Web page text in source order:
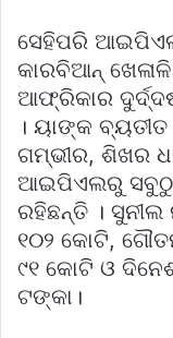
ସେହିପରି
କାରବିଆନ୍
ଆଫ୍ରିକାର
। ୟାଙ୍କ
ଗମ୍ଭୀର, ଶିଖର
ଆଇପିଏଲରୁ ସବୁଠୁ
ରହିଛନ୍ତି ।
୧୦୨ କୋଟି,
୯୧ କୋଟି ଓ
ଟଙ୍କା।